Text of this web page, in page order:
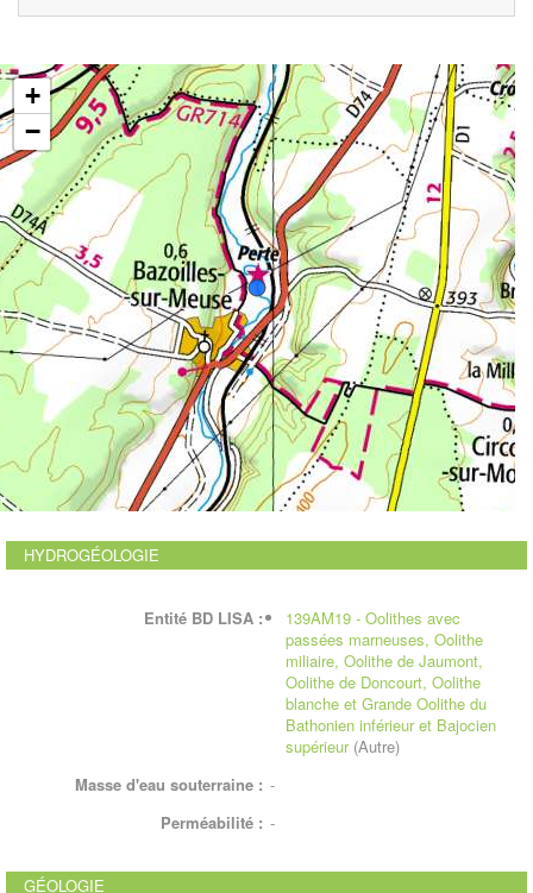
+
−
HYDROGÉOLOGIE
Entité BD LISA :
139AM19 - Oolithes avec
passées marneuses, Oolithe
miliaire, Oolithe de Jaumont,
Oolithe de Doncourt, Oolithe
blanche et Grande Oolithe du
Bathonien inférieur et Bajocien
supérieur (Autre)
Masse d'eau souterraine : -
Perméabilité : -
GÉOLOGIE